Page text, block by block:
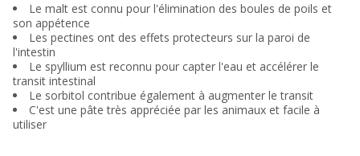
Le malt est connu pour l'élimination des boules de poils et
son appétence
Les pectines ont des effets protecteurs sur la paroi de
l'intestin
Le spyllium est reconnu pour capter l'eau et accélérer le
transit intestinal
Le sorbitol contribue également à augmenter le transit
C'est une pâte très appréciée par les animaux et facile à
utiliser